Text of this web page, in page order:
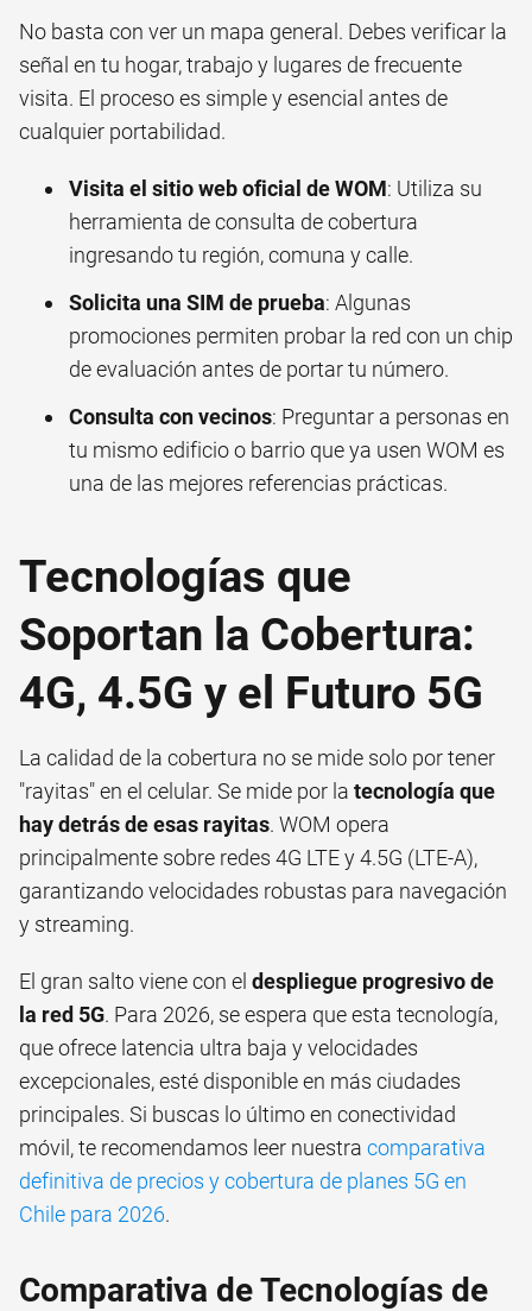
No basta con ver un mapa general. Debes verificar la
señal en tu hogar, trabajo y lugares de frecuente
visita. El proceso es simple y esencial antes de
cualquier portabilidad.
Visita el sitio web oficial de WOM: Utiliza su
herramienta de consulta de cobertura
ingresando tu región, comuna y calle.
Solicita una SIM de prueba: Algunas
promociones permiten probar la red con un chip
de evaluación antes de portar tu número.
Consulta con vecinos: Preguntar a personas en
tu mismo edificio o barrio que ya usen WOM es
una de las mejores referencias prácticas.
Tecnologías que
Soportan la Cobertura:
4G, 4.5G y el Futuro 5G
La calidad de la cobertura no se mide solo por tener
"rayitas" en el celular. Se mide por la tecnología que
hay detrás de esas rayitas. WOM opera
principalmente sobre redes 4G LTE y 4.5G (LTE-A),
garantizando velocidades robustas para navegación
y streaming.
El gran salto viene con el despliegue progresivo de
la red 5G. Para 2026, se espera que esta tecnología,
que ofrece latencia ultra baja y velocidades
excepcionales, esté disponible en más ciudades
principales. Si buscas lo último en conectividad
móvil, te recomendamos leer nuestra comparativa
definitiva de precios y cobertura de planes 5G en
Chile para 2026.
Comparativa de Tecnologías de